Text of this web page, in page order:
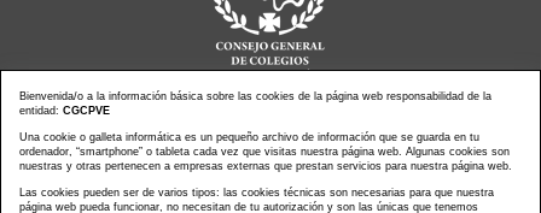
Noticias actualidad
Agenda de Actos
Revistas
PressClip
Multimedias
Contacto
Bienvenida/o a la información básica sobre las cookies de la página web responsabilidad de la
entidad: CGCPVE
Una cookie o galleta informática es un pequeño archivo de información que se guarda en tu
ordenador, “smartphone” o tableta cada vez que visitas nuestra página web. Algunas cookies son
nuestras y otras pertenecen a empresas externas que prestan servicios para nuestra página web.
Las cookies pueden ser de varios tipos: las cookies técnicas son necesarias para que nuestra
página web pueda funcionar, no necesitan de tu autorización y son las únicas que tenemos